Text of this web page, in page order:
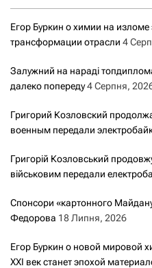
Егор Буркин о химии на изломе
трансформации отрасли 4
Залужний на нараді
далеко попереду4 Серпня,
Григорий Козловский
военным передали
Григорій Козловський
військовим передали
Спонсори «картонного
Федорова 18 Липня, 2026
Егор Буркин о новой мировой
XXI век станет эпохой